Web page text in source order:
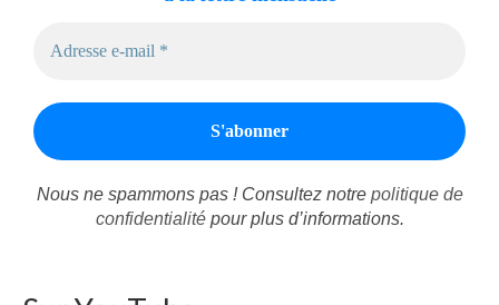
Nous ne spammons pas ! Consultez notre politique de
confidentialitépour plus d’informations.